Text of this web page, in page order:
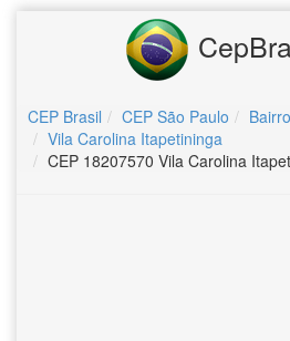
CEP Brasil CEP São Paulo
Vila Carolina Itapetininga
CEP 18207570 Vila Carolina